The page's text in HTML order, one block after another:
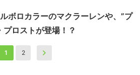
ボロカラーのマクラーレンや、”プ
プロストが登場！？
1 2